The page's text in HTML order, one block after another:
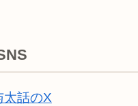
太話のX